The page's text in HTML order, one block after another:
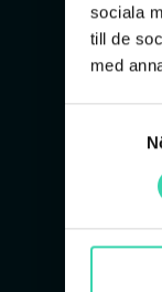
sociala
till de
med